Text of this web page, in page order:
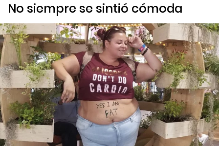
No siempre se sintió cómoda